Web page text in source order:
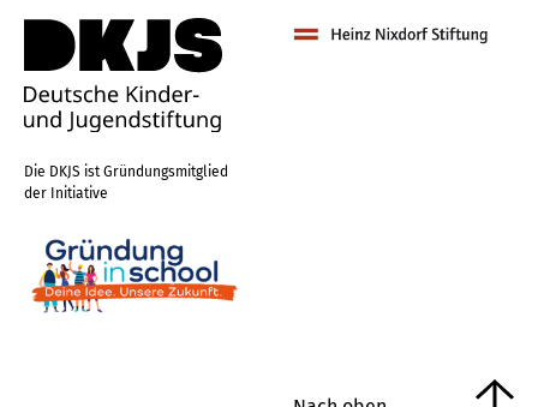
Die DKJS ist Gründungsmitglied
der Initiative